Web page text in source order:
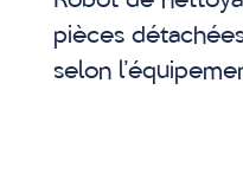
pièces
selon